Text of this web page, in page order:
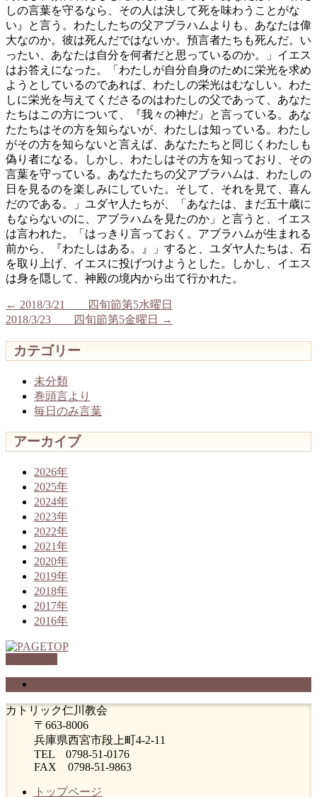
しの言葉を守るなら、その人は決して死を味わうことがな
い』と言う。わたしたちの父アブラハムよりも、あなたは偉
大なのか。彼は死んだではないか。預言者たちも死んだ。い
ったい、あなたは自分を何者だと思っているのか。」イエス
はお答えになった。「わたしが自分自身のために栄光を求め
ようとしているのであれば、わたしの栄光はむなしい。わた
しに栄光を与えてくださるのはわたしの父であって、あなた
たちはこの方について、『我々の神だ』と言っている。あな
たたちはその方を知らないが、わたしは知っている。わたし
がその方を知らないと言えば、あなたたちと同じくわたしも
偽り者になる。しかし、わたしはその方を知っており、その
言葉を守っている。あなたたちの父アブラハムは、わたしの
日を見るのを楽しみにしていた。そして、それを見て、喜ん
だのである。」ユダヤ人たちが、「あなたは、まだ五十歳に
もならないのに、アブラハムを見たのか」と言うと、イエス
は言われた。「はっきり言っておく。アブラハムが生まれる
前から、『わたしはある。』」すると、ユダヤ人たちは、石
を取り上げ、イエスに投げつけようとした。しかし、イエス
は身を隠して、神殿の境内から出て行かれた。
← 2018/3/21 四旬節第5水曜日
2018/3/23 四旬節第5金曜日
→
カテゴリー
未分類
巻頭言より
毎日のみ言葉
アーカイブ
2026年
2025年
2024年
2023年
2022年
2021年
2020年
2019年
2018年
2017年
2016年
カトリック仁川教会
〒663-8006
兵庫県西宮市段上町4-2-11
TEL 0798-51-0176
FAX 0798-51-9863
トップページ